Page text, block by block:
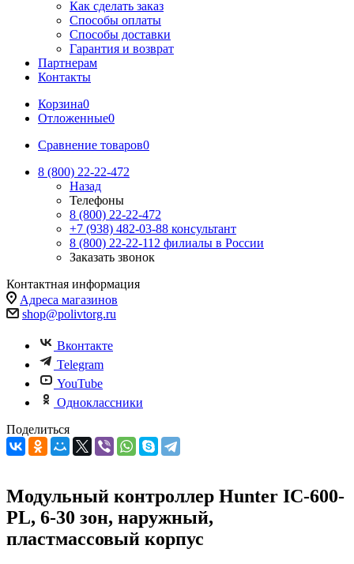
Как сделать заказ
Способы оплаты
Способы доставки
Гарантия и возврат
Партнерам
Контакты
Корзина0
Отложенные0
Сравнение товаров0
8 (800) 22-22-472
Назад
Телефоны
8 (800) 22-22-472
+7 (938) 482-03-88 консультант
8 (800) 22-22-112 филиалы в России
Заказать звонок
Контактная информация
Адреса магазинов
shop@polivtorg.ru
Вконтакте
Telegram
YouTube
Одноклассники
Поделиться
Модульный контроллер Hunter IC-600-
PL, 6-30 зон, наружный,
пластмассовый корпус